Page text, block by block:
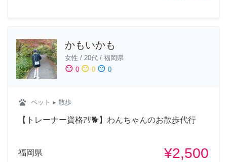
かもいかも
女性 / 20代 / 福岡県
sentiment_satisfied 0 sentiment_neutral 0 sentiment_dissatisfied 0
pets ペット ▸ 散歩
【トレーナー資格ｱﾘ🐕】わんちゃんのお散歩代行
福岡県 ¥2,500